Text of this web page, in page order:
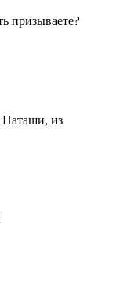
призываете?
Наташи, из